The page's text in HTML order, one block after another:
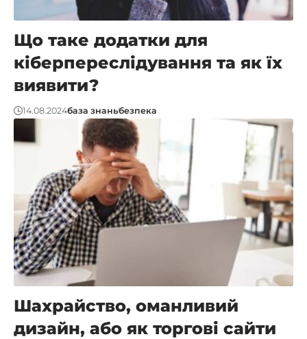
Що таке додатки для
кіберпереслідування та як їх
виявити?
14.08.2024база знаньбезпека
Шахрайство, оманливий
дизайн, або як торгові сайти